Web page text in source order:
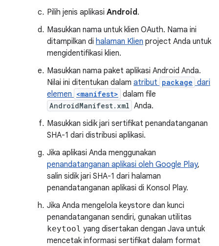
Pilih jenis aplikasi Android.
Masukkan nama untuk klien OAuth. Nama ini
ditampilkan di halaman Klien project Anda untuk
mengidentifikasi klien.
Masukkan nama paket aplikasi Android Anda.
Nilai ini ditentukan dalam atribut package dari
elemen <manifest> dalam file
AndroidManifest.xml Anda.
Masukkan sidik jari sertifikat penandatanganan
SHA-1 dari distribusi aplikasi.
Jika aplikasi Anda menggunakan
penandatanganan aplikasi oleh Google Play,
salin sidik jari SHA-1 dari halaman
penandatanganan aplikasi di Konsol Play.
Jika Anda mengelola keystore dan kunci
penandatanganan sendiri, gunakan utilitas
keytool yang disertakan dengan Java untuk
mencetak informasi sertifikat dalam format